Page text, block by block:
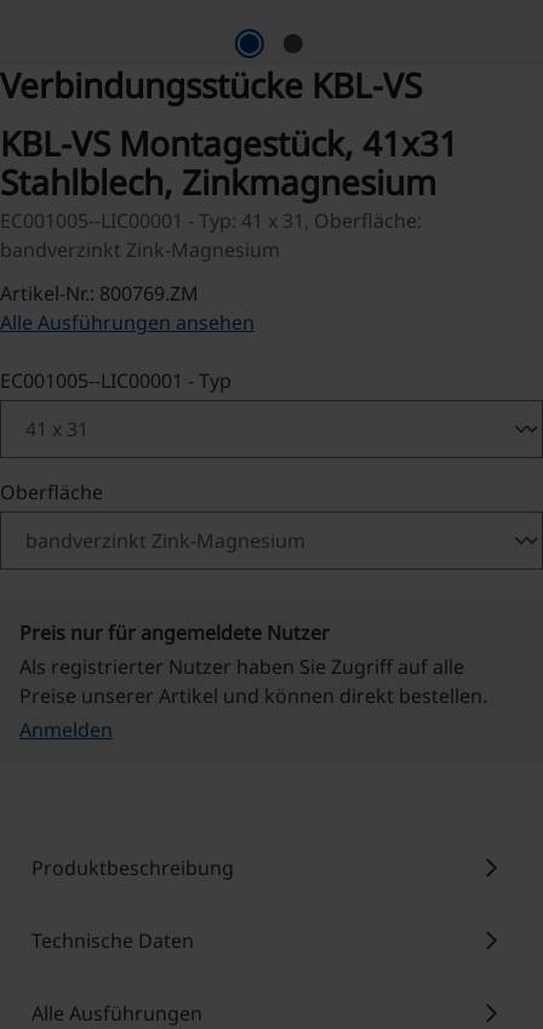
Verbindungsstücke KBL-VS
KBL-VS Montagestück, 41x31
Stahlblech, Zinkmagnesium
EC001005--LIC00001 - Typ: 41 x 31, Oberfläche:
bandverzinkt Zink-Magnesium
Artikel-Nr.: 800769.ZM
Alle Ausführungen ansehen
EC001005--LIC00001 - Typ
Oberfläche
Preis nur für angemeldete Nutzer
Als registrierter Nutzer haben Sie Zugriff auf alle
Preise unserer Artikel und können direkt bestellen.
Anmelden
Produktbeschreibung chevron_right
Technische Daten chevron_right
Alle Ausführungen chevron_right